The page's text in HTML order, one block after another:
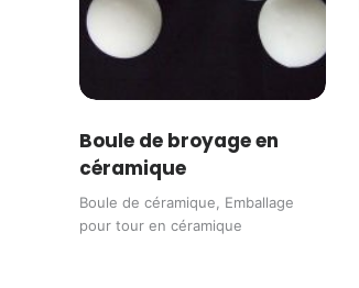
Boule de broyage en
céramique
Boule de céramique
Emballage
pour tour en céramique